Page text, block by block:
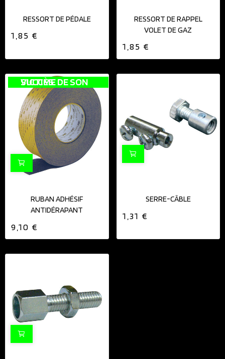
RESSORT DE PÉDALE
1,85 €
RESSORT DE RAPPEL
VOLET DE GAZ
1,85 €
VICTIME DE SON SUCCÈS
RUBAN ADHÉSIF
ANTIDÉRAPANT
9,10 €
SERRE-CÂBLE
1,31 €